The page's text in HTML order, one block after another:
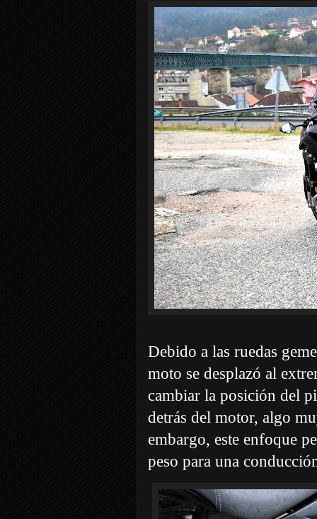
Debido a las ruedas
moto se desplazó al
cambiar la posición del
detrás del motor, algo
embargo, este enfoque
peso para una